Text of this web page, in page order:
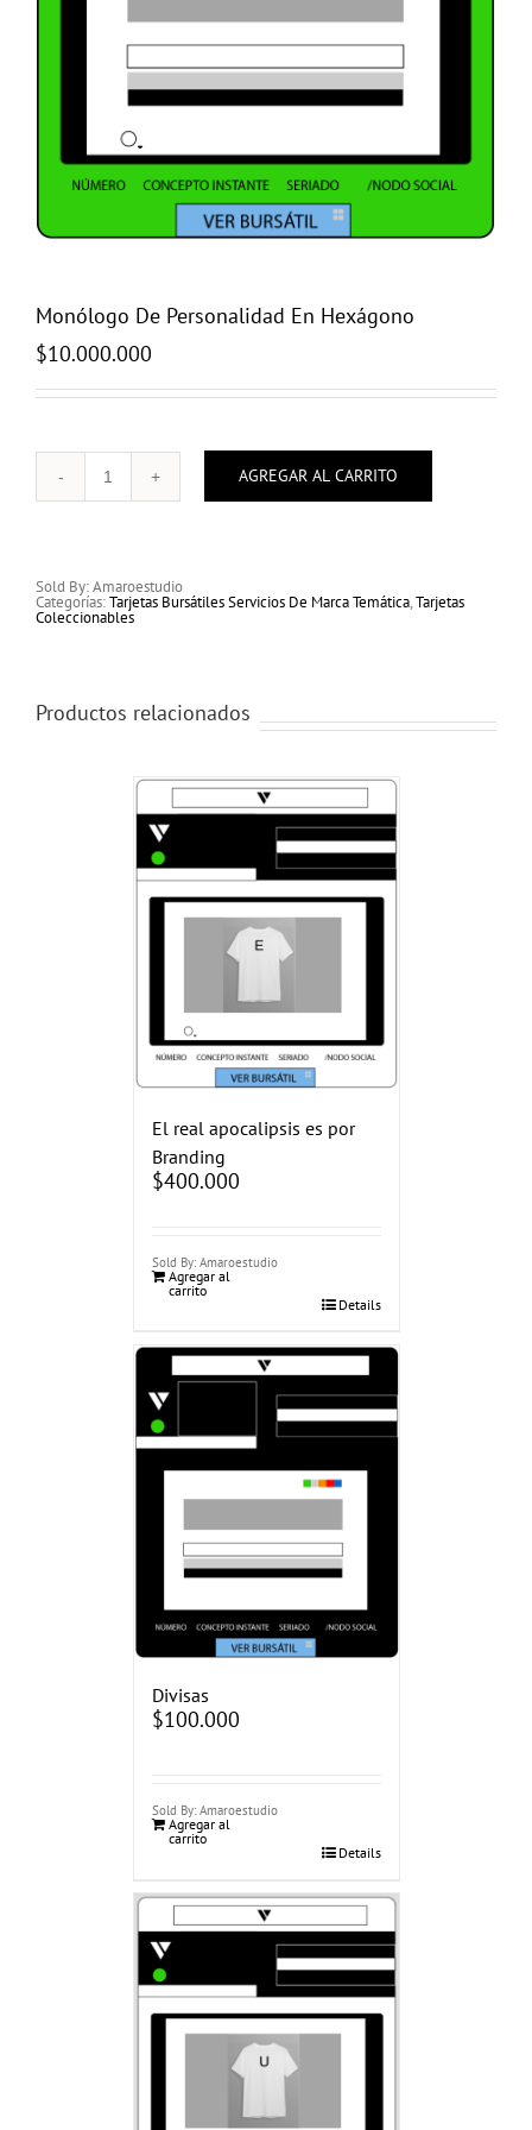
Monólogo De Personalidad En Hexágono
$10.000.000
Monólogo
De
AGREGAR AL CARRITO
Sold By: Amaroestudio
Categorías:Tarjetas Bursátiles Servicios De Marca Temática,Tarjetas
Coleccionables
Productos relacionados
El real apocalipsis es por
Branding
$400.000
Sold By: Amaroestudio
Agregar al
carrito
Details
Divisas
$100.000
Sold By: Amaroestudio
Agregar al
carrito
Details